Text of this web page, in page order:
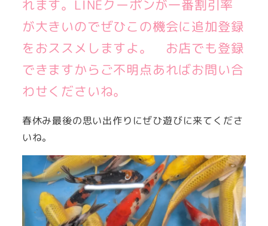
れます。LINEクーポンが一番割引率
が大きいのでぜひこの機会に追加登録
をおススメしますよ。 お店でも登録
できますからご不明点あればお問い合
わせくださいね。
春休み最後の思い出作りにぜひ遊びに来てくださ
いね。